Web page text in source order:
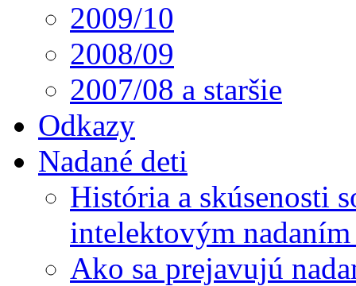
2009/10
2008/09
2007/08 a staršie
Odkazy
Nadané deti
História a skúsenosti
intelektovým
Ako sa prejavujú